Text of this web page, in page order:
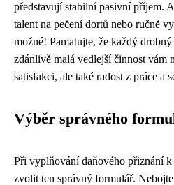
představují stabilní pasivní příjem.
talent na pečení dortů nebo ručně
možné! Pamatujte, že každý
zdánlivě malá vedlejší činnost vám
satisfakci, ale také radost z práce a
Výběr správného
Při vyplňování daňového přiznání
zvolit ten správný formulář.